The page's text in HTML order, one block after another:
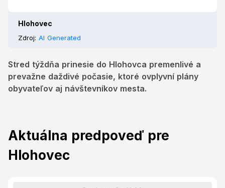
Hlohovec
Zdroj: AI Generated
Stred týždňa prinesie do Hlohovca premenlivé a
prevažne daždivé počasie, ktoré ovplyvní plány
obyvateľov aj návštevníkov mesta.
Aktuálna predpoveď pre
Hlohovec